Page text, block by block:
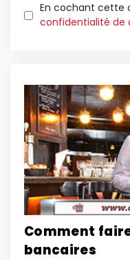
En cochant cette
confidentialité de
Comment
bancaires